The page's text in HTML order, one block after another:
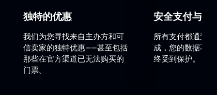
如何在網路上購買沉浸式演出《罪與罰？ 》
的門票
在我們的網站上，您可以使用互動式大廳地圖選擇座
位。訂購方式如下：
在地圖上選擇座位；
独特的优惠
我们为您寻找来自主办方和可
信卖家的独特优惠——甚至包括
那些在官方渠道已无法购买的
门票。
安全支付与数
所有支付都通过
成，您的数据不
终受到保护。